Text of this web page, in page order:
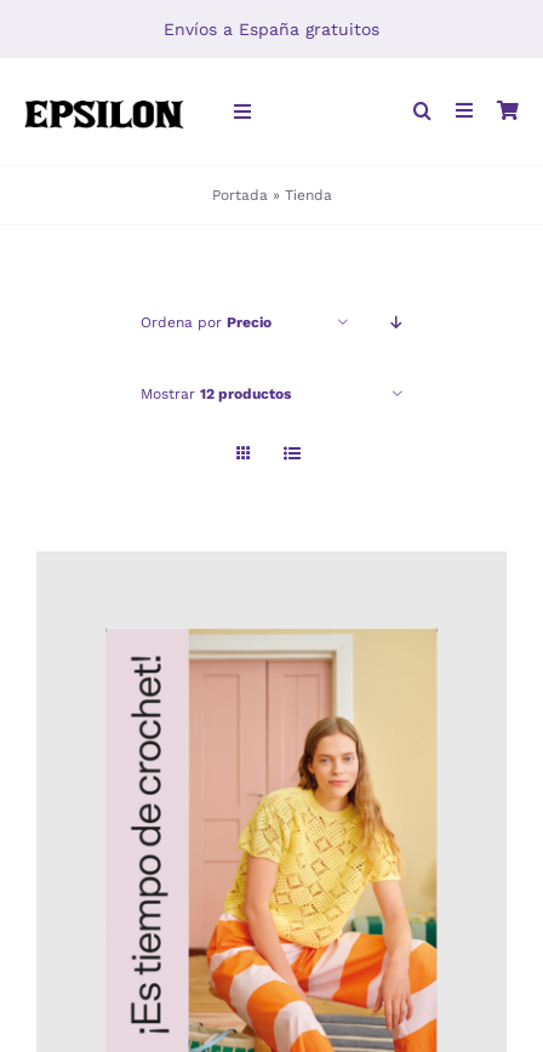
Envíos a España gratuitos
Toggle
Portada » Tienda
Ordena por Precio
Mostrar 12 productos
AÑADIR AL CARRITO
/
DETALLES